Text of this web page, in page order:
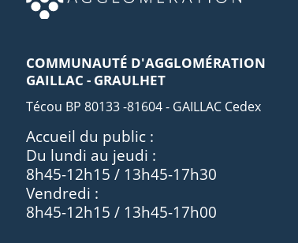
COMMUNAUTÉ D'AGGLOMÉRATION
GAILLAC - GRAULHET
Técou BP 80133 -81604 - GAILLAC Cedex
Accueil du public :
Du lundi au jeudi :
8h45-12h15 / 13h45-17h30
Vendredi :
8h45-12h15 / 13h45-17h00